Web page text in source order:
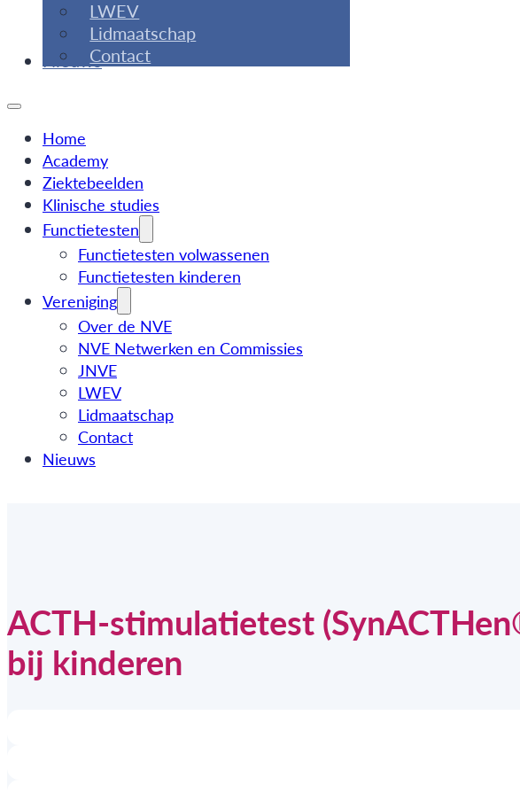
LWEV
Lidmaatschap
Contact
Nieuws
Home
Academy
Ziektebeelden
Klinische studies
Functietesten
Functietesten volwassenen
Functietesten kinderen
Vereniging
Over de NVE
NVE Netwerken en Commissies
JNVE
LWEV
Lidmaatschap
Contact
Nieuws
ACTH-stimulatietest
bij kinderen